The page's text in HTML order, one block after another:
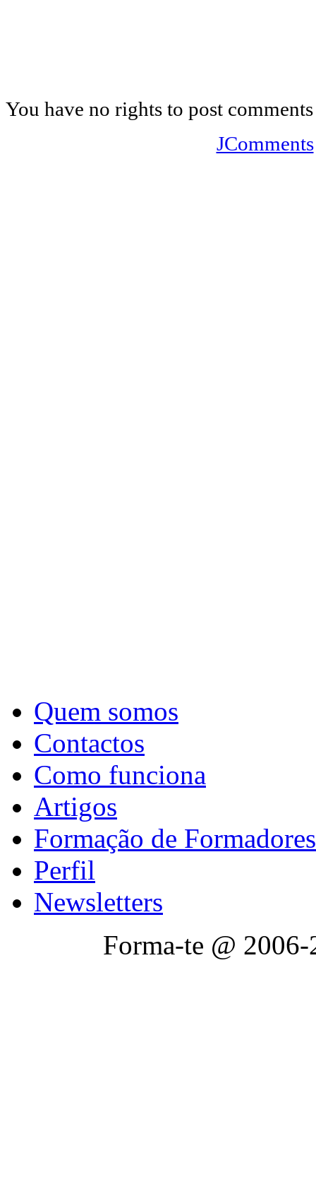
You have no rights to post comments
JComments
Quem somos
Contactos
Como funciona
Artigos
Formação de Formadores
Perfil
Newsletters
Forma-te @